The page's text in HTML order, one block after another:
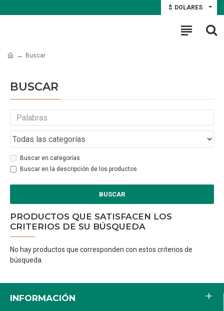
$ DOLARES
Buscar
BUSCAR
Buscar en categorías
Buscar en la descripción de los productos
BUSCAR
PRODUCTOS QUE SATISFACEN LOS
CRITERIOS DE SU BÚSQUEDA
No hay productos que corresponden con estos criterios de
búsqueda.
INFORMACIÓN